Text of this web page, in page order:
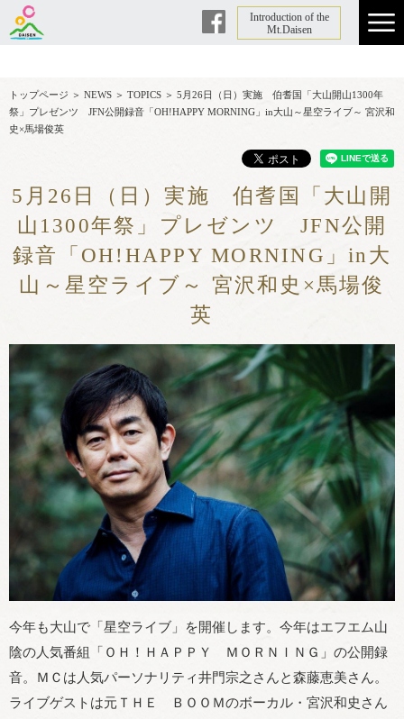
Facebook
Introduction of the
Mt.Daisen
トップページ ＞ NEWS ＞ TOPICS ＞ 5月26日（日）実施 伯耆国「大山開山1300年
祭」プレゼンツ JFN公開録音「OH!HAPPY MORNING」in大山～星空ライブ～ 宮沢和
史×馬場俊英
5月26日（日）実施 伯耆国「大山開
山1300年祭」プレゼンツ JFN公開
録音「OH!HAPPY MORNING」in大
山～星空ライブ～ 宮沢和史×馬場俊
英
今年も大山で「星空ライブ」を開催します。今年はエフエム山
陰の人気番組「ＯＨ！ＨＡＰＰＹ ＭＯＲＮＩＮＧ」の公開録
音。ＭＣは人気パーソナリティ井門宗之さんと森藤恵美さん。
ライブゲストは元ＴＨＥ ＢＯＯＭのボーカル・宮沢和史さん